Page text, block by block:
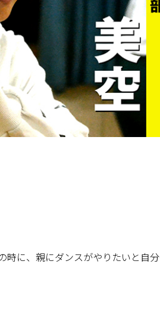
時に、親にダンスがやりたいと自